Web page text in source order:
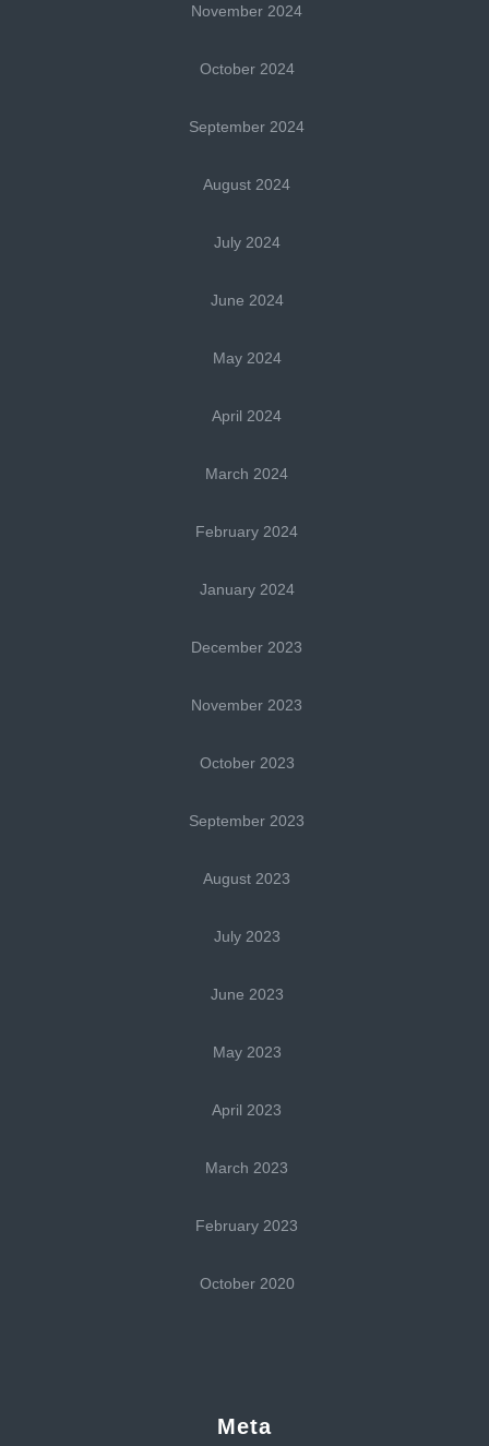
November 2024
October 2024
September 2024
August 2024
July 2024
June 2024
May 2024
April 2024
March 2024
February 2024
January 2024
December 2023
November 2023
October 2023
September 2023
August 2023
July 2023
June 2023
May 2023
April 2023
March 2023
February 2023
October 2020
Meta